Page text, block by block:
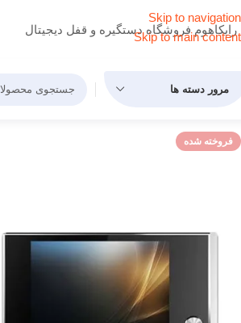
Skip to navigation
Skip to main content
رایکاهوم فروشگاه دستگیره و قفل دیجیتال
مرور دسته ها
فروخته شده